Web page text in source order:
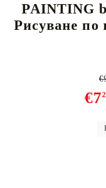
PAINTING
Рисуване по
€7